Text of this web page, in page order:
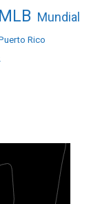
MLB Mundial
Rico